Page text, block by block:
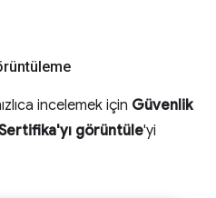
incelemek için Güvenlik
görüntüle'yi